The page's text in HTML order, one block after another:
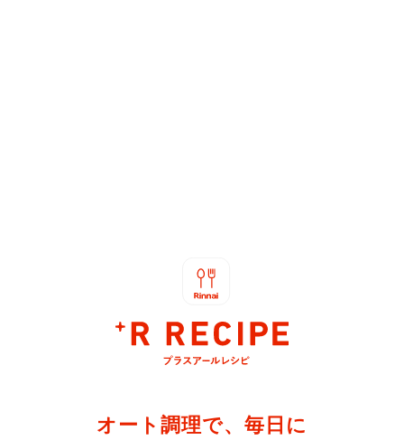
オート調理で、毎日に